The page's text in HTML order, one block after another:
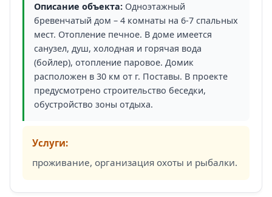
Описание объекта: Одноэтажный
бревенчатый дом – 4 комнаты на 6-7 спальных
мест. Отопление печное. В доме имеется
санузел, душ, холодная и горячая вода
(бойлер), отопление паровое. Домик
расположен в 30 км от г. Поставы. В проекте
предусмотрено строительство беседки,
обустройство зоны отдыха.
Услуги:
проживание, организация охоты и рыбалки.